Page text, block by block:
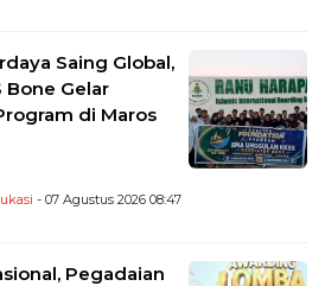
Saing Global,
Bone Gelar
di Maros
- 07 Agustus 2026 08:47
Pegadaian